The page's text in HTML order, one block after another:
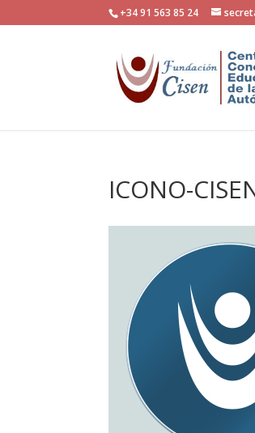
+34 91 563 85 24
ICONO-